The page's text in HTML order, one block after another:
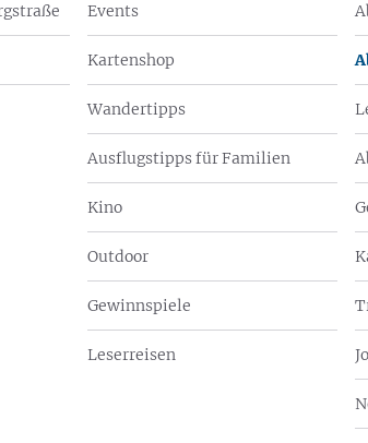
Events
Kartenshop
Wandertipps
Ausflugstipps für Familien
Kino
Outdoor
Gewinnspiele
Leserreisen